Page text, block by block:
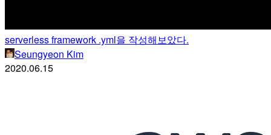
serverless framework .yml을 작성해보았다.
Seungyeon Kim
2020.06.15